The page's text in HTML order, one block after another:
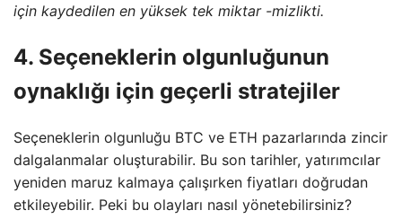
için kaydedilen en yüksek tek miktar -mizlikti.
4. Seçeneklerin olgunluğunun
oynaklığı için geçerli stratejiler
Seçeneklerin olgunluğu BTC ve ETH pazarlarında zincir
dalgalanmalar oluşturabilir. Bu son tarihler, yatırımcılar
yeniden maruz kalmaya çalışırken fiyatları doğrudan
etkileyebilir. Peki bu olayları nasıl yönetebilirsiniz?